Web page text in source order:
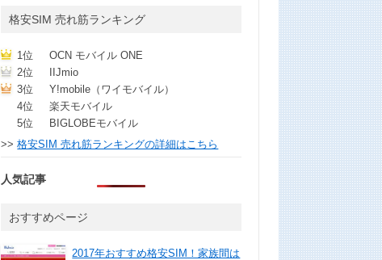
格安SIM 売れ筋ランキング
1位
OCN モバイル ONE
2位
IIJmio
3位
Y!mobile（ワイモバイル）
4位
楽天モバイル
5位
BIGLOBEモバイル
>>格安SIM 売れ筋ランキングの詳細はこちら
人気記事
おすすめページ
2017年おすすめ格安SIM！家族間は